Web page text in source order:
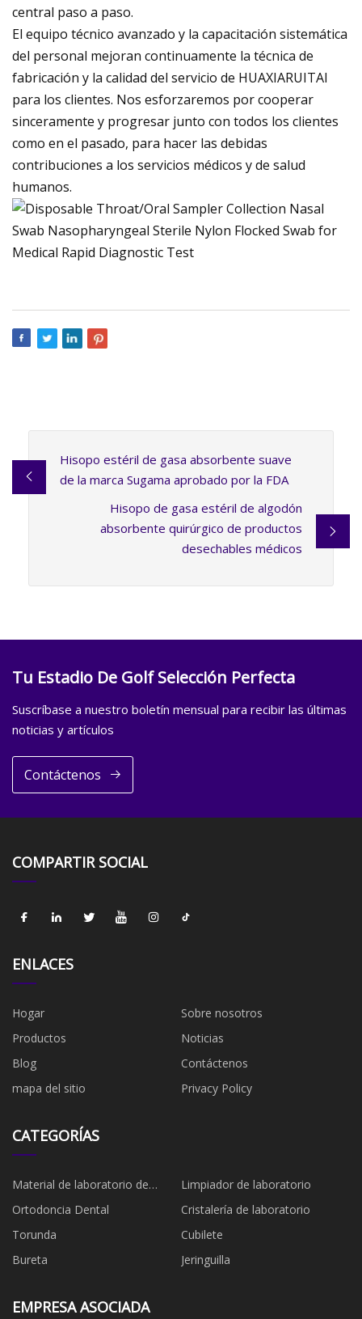
central paso a paso.
El equipo técnico avanzado y la capacitación sistemática
del personal mejoran continuamente la técnica de
fabricación y la calidad del servicio de HUAXIARUITAI
para los clientes. Nos esforzaremos por cooperar
sinceramente y progresar junto con todos los clientes
como en el pasado, para hacer las debidas
contribuciones a los servicios médicos y de salud
humanos.
Hisopo estéril de gasa absorbente suave
de la marca Sugama aprobado por la FDA
Hisopo de gasa estéril de algodón
absorbente quirúrgico de productos
desechables médicos
Tu Estadio De Golf Selección Perfecta
Suscríbase a nuestro boletín mensual para recibir las últimas
noticias y artículos
Contáctenos
COMPARTIR SOCIAL
ENLACES
Hogar
Sobre nosotros
Productos
Noticias
Blog
Contáctenos
mapa del sitio
Privacy Policy
CATEGORÍAS
Material de laboratorio de
plástico
Limpiador de laboratorio
Ortodoncia Dental
Cristalería de laboratorio
Torunda
Cubilete
Bureta
Jeringuilla
EMPRESA ASOCIADA